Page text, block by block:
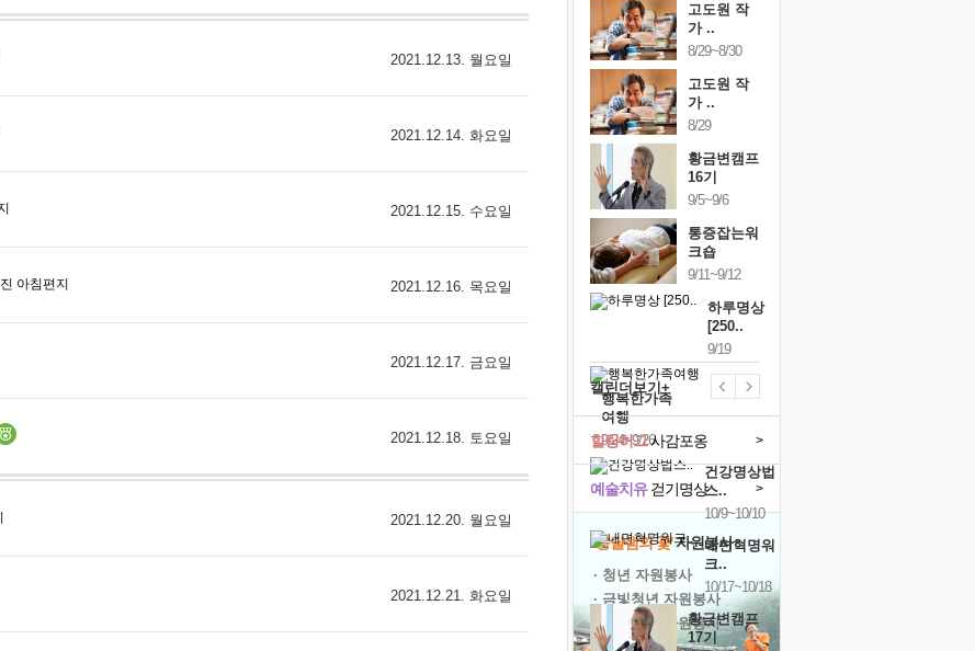
2021.12.13. 월요일
2021.12.14. 화요일
2021.12.15. 수요일
2021.12.16. 목요일
2021.12.17. 금요일
2021.12.18. 토요일
2021.12.20. 월요일
2021.12.21. 화요일
고도원 작
가 ..
8/29~8/30
고도원 작
가 ..
8/29
황금변캠프
16기
9/5~9/6
통증잡는워
크숍
9/11~9/12
하루명상
[250..
9/19
행복한가족
여행
9/24~9/26
건강명상법
스..
10/9~10/10
내면혁명워
크..
10/17~10/18
황금변캠프
17기
캘린더보기+
예술치유걷기명상 >
힐링허그사감포옹 >
'옹달샘의 꽃'자원봉사
· 청년 자원봉사
· 금빛청년 자원봉사
· 음식연구 자원봉사